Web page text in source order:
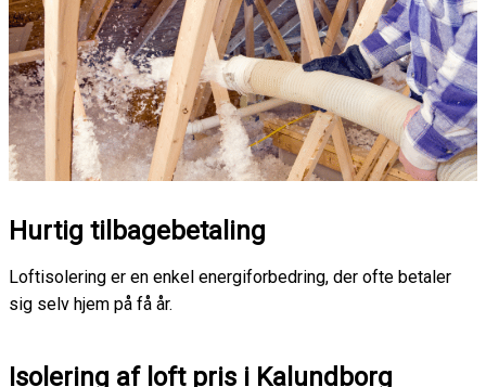
Hurtig tilbagebetaling
Loftisolering er en enkel energiforbedring, der ofte betaler
sig selv hjem på få år.
Isolering af loft pris i Kalundborg